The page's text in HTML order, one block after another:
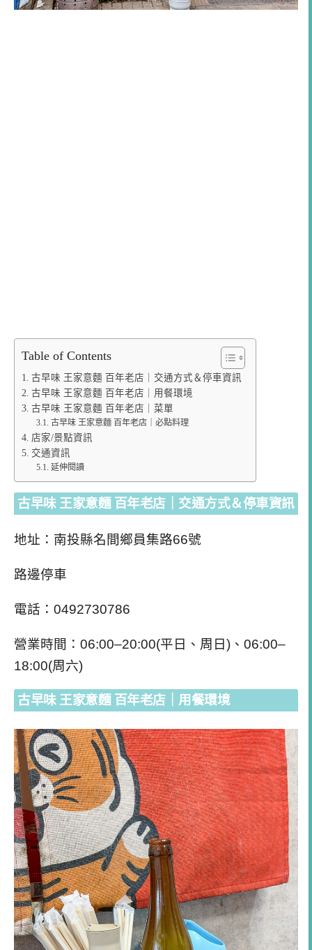
Table of Contents
古早味 王家意麵 百年老店｜交通方式＆停車資訊
古早味 王家意麵 百年老店｜用餐環境
古早味 王家意麵 百年老店｜菜單
古早味 王家意麵 百年老店｜必點料理
店家/景點資訊
交通資訊
延伸閱讀
古早味 王家意麵 百年老店｜交通方式＆停車資訊
地址：南投縣名間鄉員集路66號
路邊停車
電話：0492730786
營業時間：06:00–20:00(平日、周日)、06:00–
18:00(周六)
古早味 王家意麵 百年老店｜用餐環境